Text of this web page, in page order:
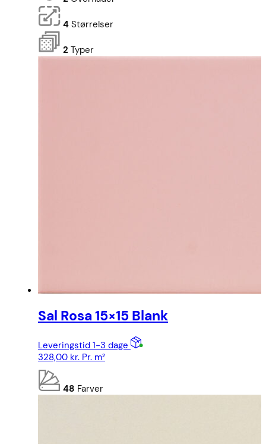
4 Størrelser
2 Typer
Sal Rosa 15×15 Blank
Leveringstid 1-3 dage
328,00 kr. Pr. m²
48 Farver